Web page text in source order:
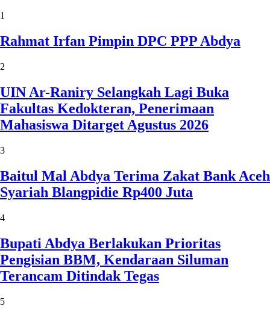
1
Rahmat Irfan Pimpin DPC PPP Abdya
2
UIN Ar-Raniry Selangkah Lagi Buka
Fakultas Kedokteran, Penerimaan
Mahasiswa Ditarget Agustus 2026
3
Baitul Mal Abdya Terima Zakat Bank Aceh
Syariah Blangpidie Rp400 Juta
4
Bupati Abdya Berlakukan Prioritas
Pengisian BBM, Kendaraan Siluman
Terancam Ditindak Tegas
5